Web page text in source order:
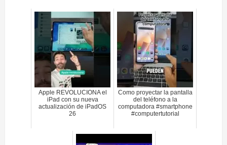
Apple REVOLUCIONA el
iPad con su nueva
actualización de iPadOS
26
Como proyectar la pantalla
del teléfono a la
computadora #smartphone
#computertutorial